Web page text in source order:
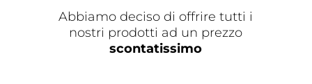
Abbiamo deciso di offrire tutti i
nostri prodotti ad un prezzo
scontatissimo